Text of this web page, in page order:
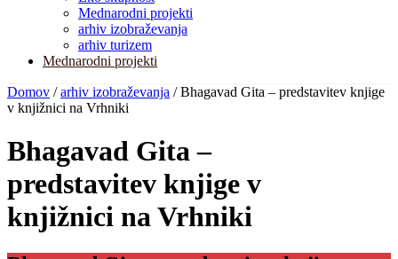
Mednarodni projekti
arhiv izobraževanja
arhiv turizem
Mednarodni projekti
Domov /arhiv izobraževanja /Bhagavad Gita – predstavitev knjige
v knjižnici na Vrhniki
Bhagavad Gita –
predstavitev knjige v
knjižnici na Vrhniki